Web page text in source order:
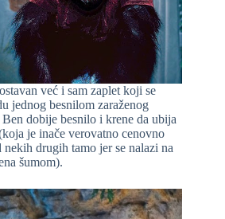
već i sam zaplet koji se
jednog besnilom zaraženog
dobije besnilo i krene da ubija
je inače verovatno cenovno
drugih tamo jer se nalazi na
šumom).